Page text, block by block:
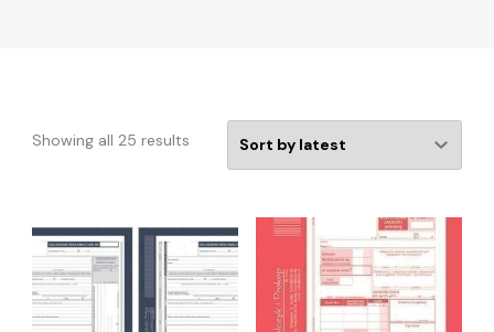
Showing all 25 results